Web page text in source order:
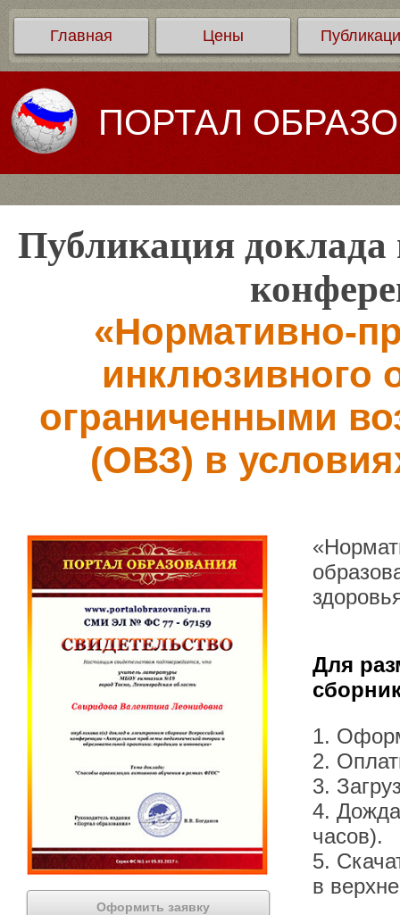
Главная Цены
ПОРТАЛ
Публикация доклада
«Нормативно-
инклюзивного
ограниченными
(ОВЗ) в
Оформить заявку
Для
1.
2.
3.
4.
часов).
5.
в